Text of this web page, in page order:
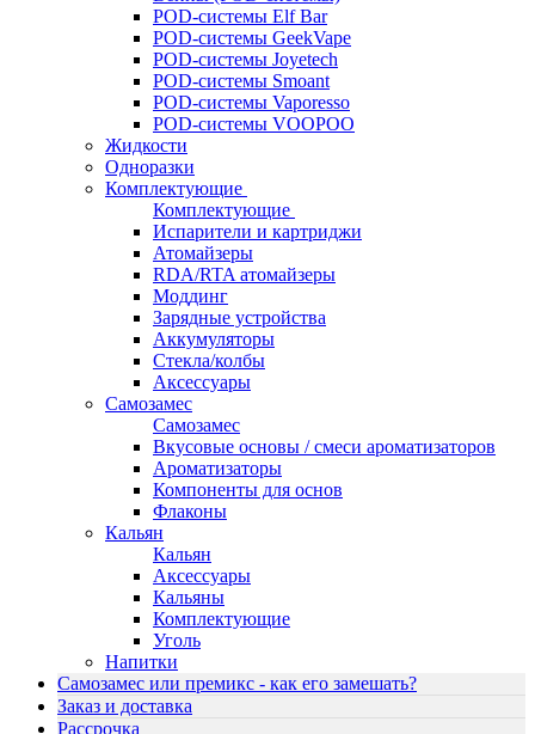
POD-системы Elf Bar
POD-системы GeekVape
POD-системы Joyetech
POD-системы Smoant
POD-системы Vaporesso
POD-системы VOOPOO
Жидкости
Одноразки
Комплектующие
Комплектующие
Испарители и картриджи
Атомайзеры
RDA/RTA атомайзеры
Моддинг
Зарядные устройства
Аккумуляторы
Стекла/колбы
Аксессуары
Самозамес
Самозамес
Вкусовые основы / смеси ароматизаторов
Ароматизаторы
Компоненты для основ
Флаконы
Кальян
Кальян
Аксессуары
Кальяны
Комплектующие
Уголь
Напитки
Самозамес или премикс - как его замешать?
Заказ и доставка
Рассрочка